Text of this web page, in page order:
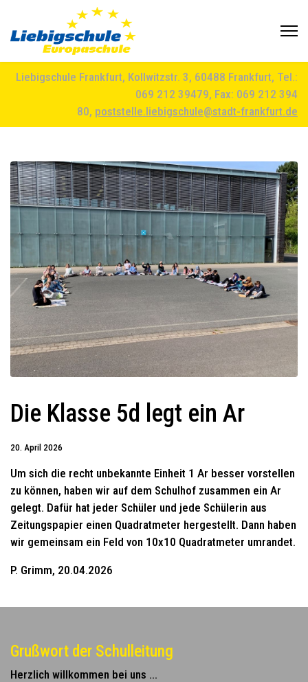
Liebigschule Frankfurt, Kollwitzstr. 3, 60488 Frankfurt, Tel.:
069 212 39479, Fax: 069 212 394
80, poststelle.liebigschule@stadt-frankfurt.de
Die Klasse 5d legt ein Ar
20. April 2026
Um sich die recht unbekannte Einheit 1 Ar besser vorstellen
zu können, haben wir auf dem Schulhof zusammen ein Ar
gelegt. Dafür hat jeder Schüler und jede Schülerin aus
Zeitungspapier einen Quadratmeter hergestellt. Dann haben
wir gemeinsam ein Feld von 10x10 Quadratmeter umrandet.
P. Grimm, 20.04.2026
Grußwort der Schulleitung
Herzlich willkommen bei uns ...